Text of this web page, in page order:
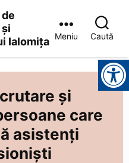
Ialomița
Meniu Caută
Instrumente pentru accesibilitate
și
care
asistenți